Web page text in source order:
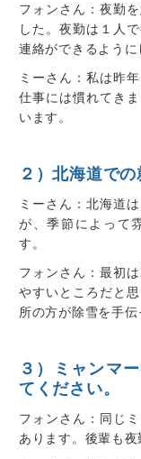
フォンさん：夜勤
した。夜勤は１人
連絡ができるように
ミーさん：私は昨
仕事には慣れてき
います。
２）北海道での
ミーさん：北海道
が、季節によって
す。
フォンさん：最初
やすいところだと
所の方が除雪を手伝
３）ミャンマ
てください。
フォンさん：同じ
あります。後輩も夜